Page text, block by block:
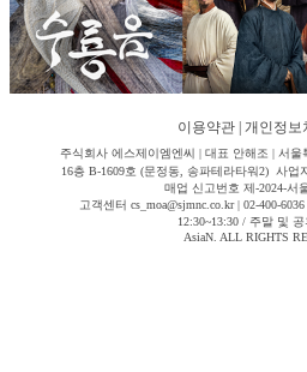
이용약관 개인정보
주식회사 에스제이엠엔씨 | 대표 안해조 | 서
16층 B-1609호 (문정동, 송파테라타워2) 사업
매업 신고번호 제-2024-서
고객센터 cs_moa@sjmnc.co.kr | 02-400-
12:30~13:30 / 주말 및
AsiaN. ALL RIGHTS